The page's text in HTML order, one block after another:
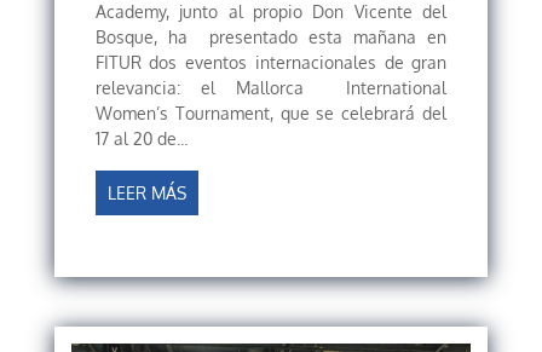
Academy, junto al propio Don Vicente del
Bosque, ha presentado esta mañana en
FITUR dos eventos internacionales de gran
relevancia: el Mallorca International
Women’s Tournament, que se celebrará del
17 al 20 de...
LEER MÁS